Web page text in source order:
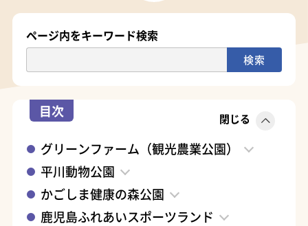
ページ内をキーワード検索
目次 閉じる
グリーンファーム（観光農業公園）
平川動物公園
かごしま健康の森公園
鹿児島ふれあいスポーツランド